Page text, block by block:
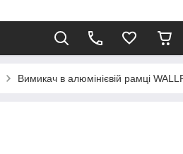
Вимикач в алюмінієвій рамці